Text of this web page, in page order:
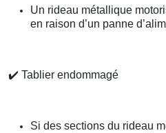
Un rideau métallique
en raison d’un panne
✔️ Tablier endommagé
Si des sections du rideau